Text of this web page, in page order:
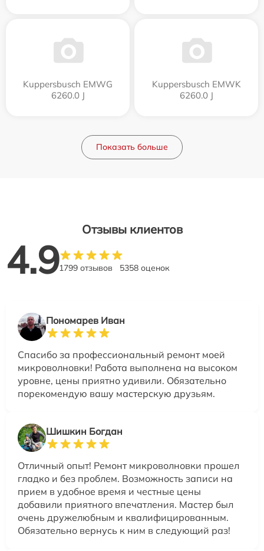
Kuppersbusch EMWG
6260.0 J
Kuppersbusch EMWK
6260.0 J
Показать больше
Отзывы клиентов
4.91799 отзывов 5358 оценок
Пономарев Иван
Спасибо за профессиональный ремонт моей
микроволновки! Работа выполнена на высоком
уровне, цены приятно удивили. Обязательно
порекомендую вашу мастерскую друзьям.
Шишкин Богдан
Отличный опыт! Ремонт микроволновки прошел
гладко и без проблем. Возможность записи на
прием в удобное время и честные цены
добавили приятного впечатления. Мастер был
очень дружелюбным и квалифицированным.
Обязательно вернусь к ним в следующий раз!